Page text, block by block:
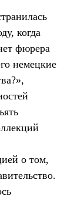
когда
фюрера
немецкие
о том,